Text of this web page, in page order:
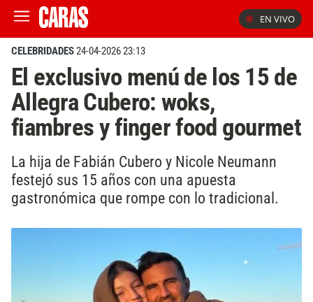
EN VIVO
CELEBRIDADES24-04-2026 23:13
El exclusivo menú de los 15 de
Allegra Cubero: woks,
fiambres y finger food gourmet
La hija de Fabián Cubero y Nicole Neumann
festejó sus 15 años con una apuesta
gastronómica que rompe con lo tradicional.